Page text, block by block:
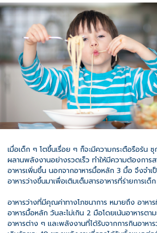
เมื่อเด็ก ๆ โตขึ้นเรื่อย ๆ ก็จะมีความกระตือรือร้น ซุ
ผลานพลังงานอย่างรวดเร็ว ทำให้มีความต้องการ
อาหารเพิ่มขึ้น นอกจากอาหารมื้อหลัก 3 มื้อ จึงจำ
อาหารว่างขึ้นมาเพื่อเติมเต็มสารอาหารที่ร่ายการเ
อาหารว่างที่มีคุณค่าทางโภชนาการ หมายถึง อาหาร
อาหารมื้อหลัก วันละไม่เกิน 2 มือโดยเน้นอาหารตา
อาหารต่าง ๆ และพลังงานที่ได้รับจากการกินอาหา